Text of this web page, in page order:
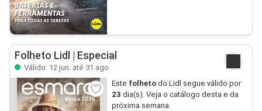
Folheto Lidl | Especial
Válido: 12 jun. até 31 ago.
Este folhetodo Lidl segue válido por
23 dia(s). Veja o catálogo desta e da
próxima semana.